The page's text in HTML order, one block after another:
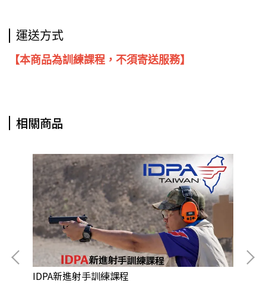
運送方式
【本商品為訓練課程，不須寄送服務】
相關商品
IDPA新進射手訓練課程